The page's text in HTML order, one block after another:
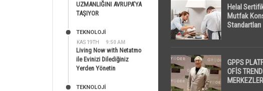
UZMANLIĞINI AVRUPA’YA
TAŞIYOR
KAS 19TH 9:50 AM
TEKNOLOJİ
Living Now with Netatmo
ile Evinizi Dilediğiniz
Yerden Yönetin
TEKNOLOJİ
Helal
Mutfak
Standartları
GPPS
OFİS